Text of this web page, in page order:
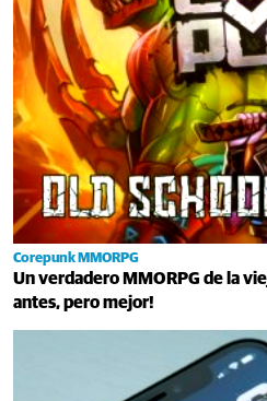
Corepunk MMORPG
Un verdadero MMORPG de la
antes, pero mejor!